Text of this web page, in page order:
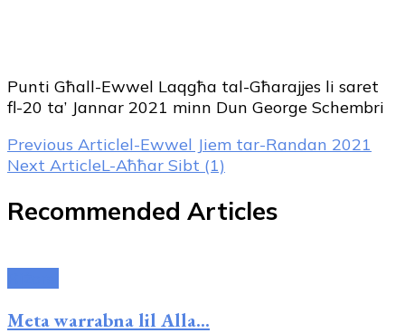
Punti Għall-Ewwel Laqgħa tal-Għarajjes li saret
fl-20 ta’ Jannar 2021 minn Dun George Schembri
Post
Navigation
Previous Articlel-Ewwel Jiem tar-Randan 2021
Next ArticleL-Aħħar Sibt (1)
Recommended Articles
Meta warrabna lil Alla…